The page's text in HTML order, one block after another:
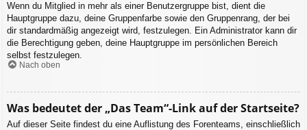
Wenn du Mitglied in mehr als einer Benutzergruppe bist, dient die
Hauptgruppe dazu, deine Gruppenfarbe sowie den Gruppenrang, der bei
dir standardmäßig angezeigt wird, festzulegen. Ein Administrator kann dir
die Berechtigung geben, deine Hauptgruppe im persönlichen Bereich
selbst festzulegen.
Nach oben
Was bedeutet der „Das Team“-Link auf der Startseite?
Auf dieser Seite findest du eine Auflistung des Forenteams, einschließlich